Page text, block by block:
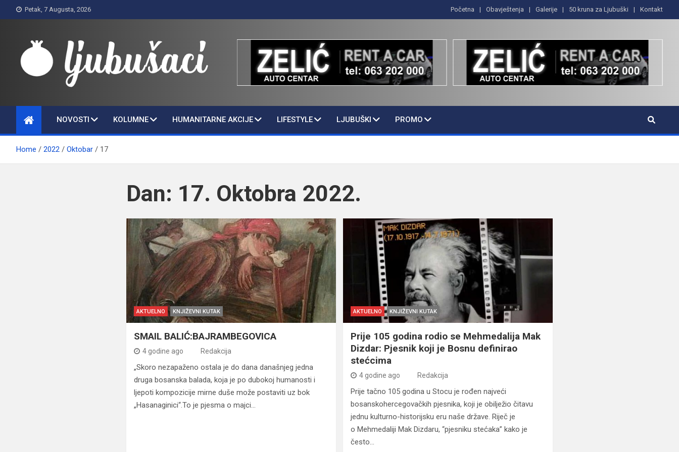
to
Petak, 7 Augusta, 2026 Početna Obavještenja Galerije 50 kruna za Ljubuški Kontakt
Ljubušaci
NOVOSTI KOLUMNE HUMANITARNE AKCIJE LIFESTYLE LJUBUŠKI PROMO
Home 2022 Oktobar 17
Dan: 17. Oktobra 2022.
AKTUELNO KNJIŽEVNI KUTAK
SMAIL BALIĆ:BAJRAMBEGOVICA
4 godine ago Redakcija
„Skoro nezapaženo ostala je do dana današnjeg jedna
druga bosanska balada, koja je po dubokoj humanosti i
ljepoti kompozicije mirne duše može postaviti uz bok
„Hasanaginici“.To je pjesma o majci…
AKTUELNO KNJIŽEVNI KUTAK
Prije 105 godina rodio se Mehmedalija Mak
Dizdar: Pjesnik koji je Bosnu definirao
stećcima
4 godine ago Redakcija
Prije tačno 105 godina u Stocu je rođen najveći
bosanskohercegovačkih pjesnika, koji je obilježio čitavu
jednu kulturno-historijsku eru naše države. Riječ je
o Mehmedaliji Mak Dizdaru, “pjesniku stećaka” kako je
često…